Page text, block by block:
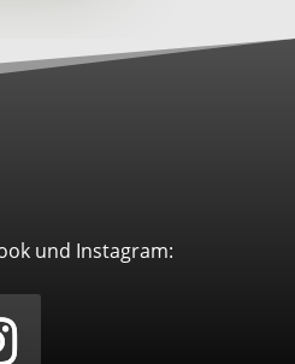
und Instagram: